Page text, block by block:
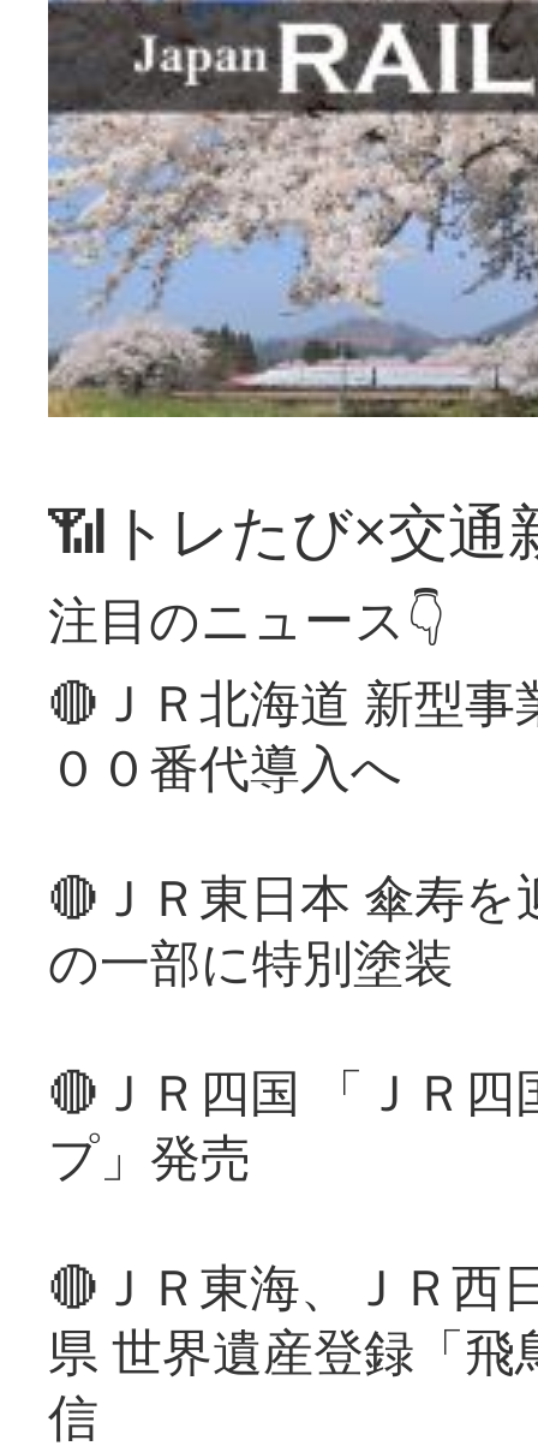
📶トレたび×交通
注目のニュース👇
🔴ＪＲ北海道 新型
００番代導入へ
🔴ＪＲ東日本 傘寿
の一部に特別塗装
🔴ＪＲ四国 「ＪＲ
プ」発売
🔴ＪＲ東海、ＪＲ西
県 世界遺産登録「
信